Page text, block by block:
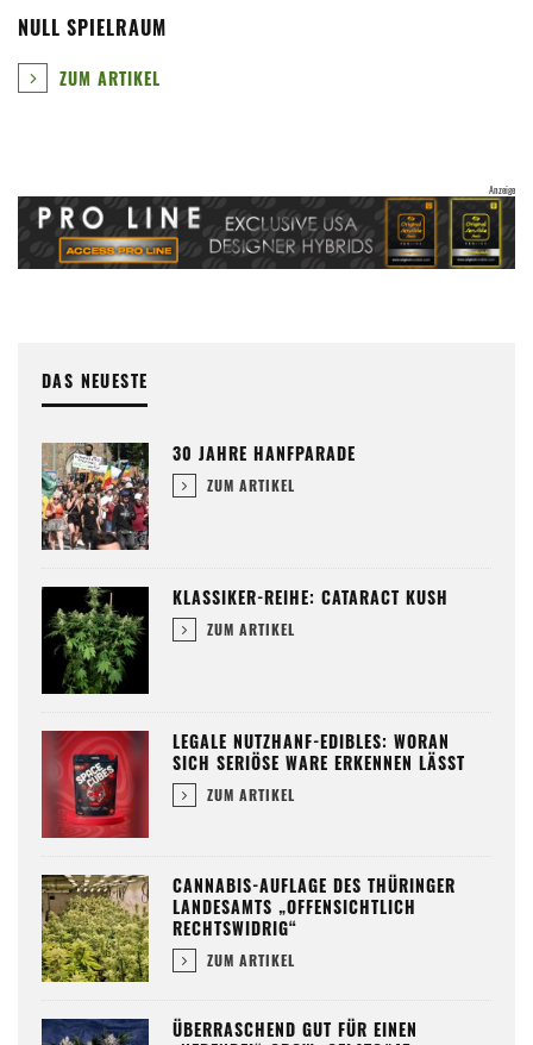
NULL SPIELRAUM
ZUM ARTIKEL
DAS NEUESTE
30 JAHRE HANFPARADE
ZUM ARTIKEL
KLASSIKER-REIHE: CATARACT KUSH
ZUM ARTIKEL
LEGALE NUTZHANF-EDIBLES: WORAN
SICH SERIÖSE WARE ERKENNEN LÄSST
ZUM ARTIKEL
CANNABIS-AUFLAGE DES THÜRINGER
LANDESAMTS „OFFENSICHTLICH
RECHTSWIDRIG“
ZUM ARTIKEL
ÜBERRASCHEND GUT FÜR EINEN